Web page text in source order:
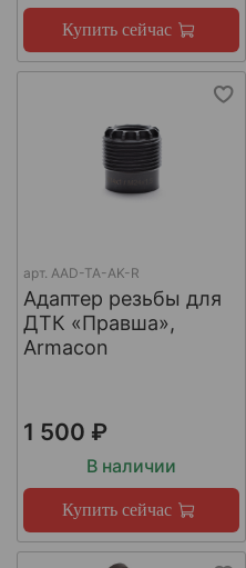
Купить сейчас
арт. AAD-TA-AK-R
Адаптер резьбы для
ДТК «Правша»,
Armacon
1 500 ₽
В наличии
Купить сейчас